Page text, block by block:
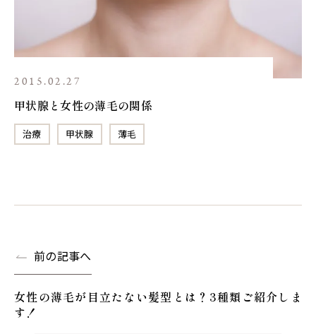
2015.02.27
甲状腺と女性の薄毛の関係
治療 甲状腺 薄毛
前の記事へ
女性の薄毛が目立たない髪型とは？3種類ご紹介しま
す！